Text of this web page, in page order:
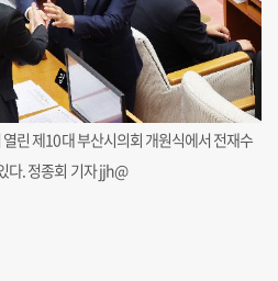
린 제10대 부산시의회 개원식에서 전재수
다. 정종회 기자 jjh@